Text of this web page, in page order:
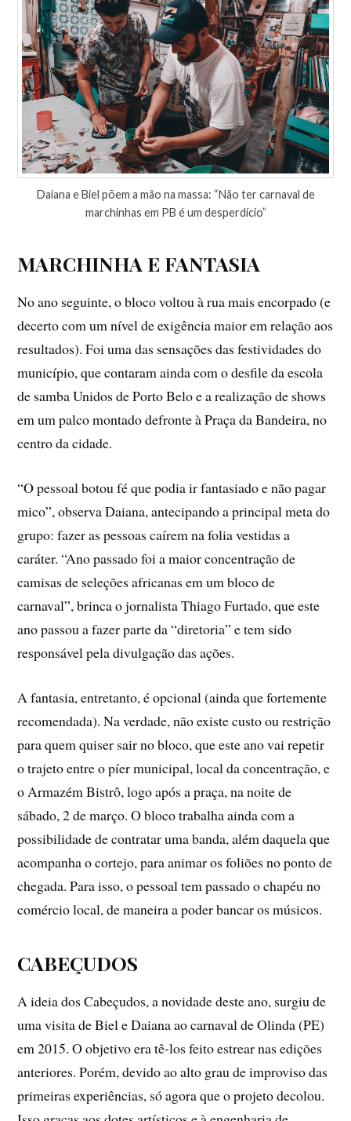
Daiana e Biel põem a mão na massa: “Não ter carnaval de
marchinhas em PB é um desperdício”
MARCHINHA E FANTASIA
No ano seguinte, o bloco voltou à rua mais encorpado (e
decerto com um nível de exigência maior em relação aos
resultados). Foi uma das sensações das festividades do
município, que contaram ainda com o desfile da escola
de samba Unidos de Porto Belo e a realização de shows
em um palco montado defronte à Praça da Bandeira, no
centro da cidade.
“O pessoal botou fé que podia ir fantasiado e não pagar
mico”, observa Daiana, antecipando a principal meta do
grupo: fazer as pessoas caírem na folia vestidas a
caráter. “Ano passado foi a maior concentração de
camisas de seleções africanas em um bloco de
carnaval”, brinca o jornalista Thiago Furtado, que este
ano passou a fazer parte da “diretoria” e tem sido
responsável pela divulgação das ações.
A fantasia, entretanto, é opcional (ainda que fortemente
recomendada). Na verdade, não existe custo ou restrição
para quem quiser sair no bloco, que este ano vai repetir
o trajeto entre o píer municipal, local da concentração, e
o Armazém Bistrô, logo após a praça, na noite de
sábado, 2 de março. O bloco trabalha ainda com a
possibilidade de contratar uma banda, além daquela que
acompanha o cortejo, para animar os foliões no ponto de
chegada. Para isso, o pessoal tem passado o chapéu no
comércio local, de maneira a poder bancar os músicos.
CABEÇUDOS
A ideia dos Cabeçudos, a novidade deste ano, surgiu de
uma visita de Biel e Daiana ao carnaval de Olinda (PE)
em 2015. O objetivo era tê-los feito estrear nas edições
anteriores. Porém, devido ao alto grau de improviso das
primeiras experiências, só agora que o projeto decolou.